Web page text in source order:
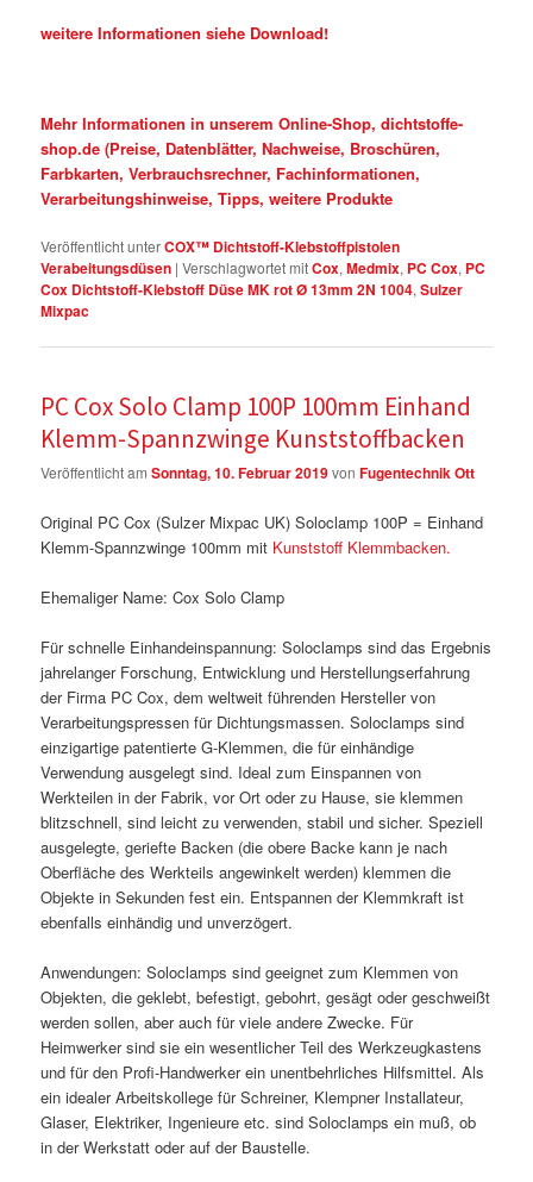
weitere Informationen siehe Download!
Mehr Informationen in unserem Online-Shop, dichtstoffe-
shop.de (Preise, Datenblätter, Nachweise, Broschüren,
Farbkarten, Verbrauchsrechner, Fachinformationen,
Verarbeitungshinweise, Tipps, weitere Produkte
Veröffentlicht unterCOX™ Dichtstoff-Klebstoffpistolen
Verabeitungsdüsen |Verschlagwortet mitCox,Medmix, PC Cox, PC
Cox Dichtstoff-Klebstoff Düse MK rot Ø 13mm 2N 1004,Sulzer
Mixpac
PC Cox Solo Clamp 100P 100mm Einhand
Klemm-Spannzwinge Kunststoffbacken
Veröffentlicht amSonntag, 10. Februar 2019vonFugentechnik Ott
Original PC Cox (Sulzer Mixpac UK) Soloclamp 100P = Einhand
Klemm-Spannzwinge 100mm mit Kunststoff Klemmbacken.
Ehemaliger Name: Cox Solo Clamp
Für schnelle Einhandeinspannung: Soloclamps sind das Ergebnis
jahrelanger Forschung, Entwicklung und Herstellungserfahrung
der Firma PC Cox, dem weltweit führenden Hersteller von
Verarbeitungspressen für Dichtungsmassen. Soloclamps sind
einzigartige patentierte G-Klemmen, die für einhändige
Verwendung ausgelegt sind. Ideal zum Einspannen von
Werkteilen in der Fabrik, vor Ort oder zu Hause, sie klemmen
blitzschnell, sind leicht zu verwenden, stabil und sicher. Speziell
ausgelegte, geriefte Backen (die obere Backe kann je nach
Oberfläche des Werkteils angewinkelt werden) klemmen die
Objekte in Sekunden fest ein. Entspannen der Klemmkraft ist
ebenfalls einhändig und unverzögert.
Anwendungen: Soloclamps sind geeignet zum Klemmen von
Objekten, die geklebt, befestigt, gebohrt, gesägt oder geschweißt
werden sollen, aber auch für viele andere Zwecke. Für
Heimwerker sind sie ein wesentlicher Teil des Werkzeugkastens
und für den Profi-Handwerker ein unentbehrliches Hilfsmittel. Als
ein idealer Arbeitskollege für Schreiner, Klempner Installateur,
Glaser, Elektriker, Ingenieure etc. sind Soloclamps ein muß, ob
in der Werkstatt oder auf der Baustelle.